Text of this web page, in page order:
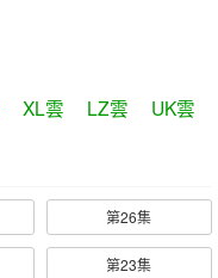
XL雲 LZ雲
UK雲
第26集
第23集